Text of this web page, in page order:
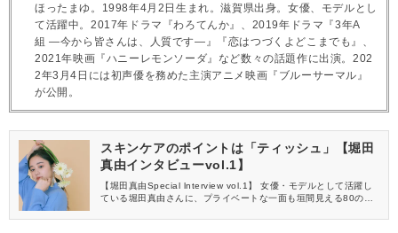
ほったまゆ。1998年4月2日生まれ。滋賀県出身。女優、モデルとし
て活躍中。2017年ドラマ『わろてんか』、2019年ドラマ『3年A
組 —今から皆さんは、人質です—』『恋はつづくよどこまでも』、
2021年映画『ハニーレモンソーダ』など数々の話題作に出演。202
2年3月4日には初声優を務めた主演アニメ映画『ブルーサーマル』
が公開。
スキンケアのポイントは「ティッシュ」【堀田
真由インタビューvol.1】
【堀田真由Special lnterview vol.1】 女優・モデルとして活躍し
ている堀田真由さんに、プライベートな一面も垣間見える80の質